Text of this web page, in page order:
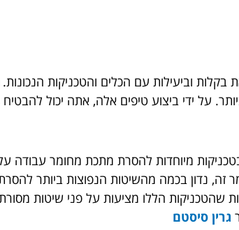
וביעילות עם הכלים והטכניקות הנכונות.
על ידי ביצוע טיפים אלה, אתה יכול
ובטכניקות מיוחדות להסרת מתכת מחומר
זה, נדון בכמה מהשיטות הנפוצות ביותר
הללו מציעות על פני שיטות
גרין סיסטם